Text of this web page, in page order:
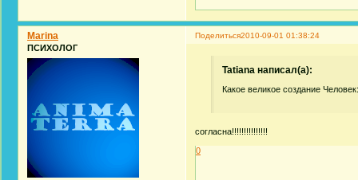
Поделиться2010-09-01 01:38:24
Marina
ПСИХОЛОГ
Tatiana написал(а):
Какое великое создание
согласна!!!!!!!!!!!!!!!
0